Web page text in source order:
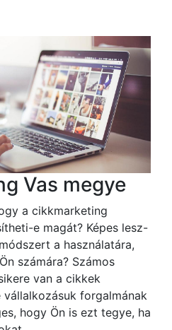
Vas megye
a cikkmarketing
e magát? Képes lesz-
a használatára,
számára? Számos
van a cikkek
forgalmának
hogy Ön is ezt tegye, ha